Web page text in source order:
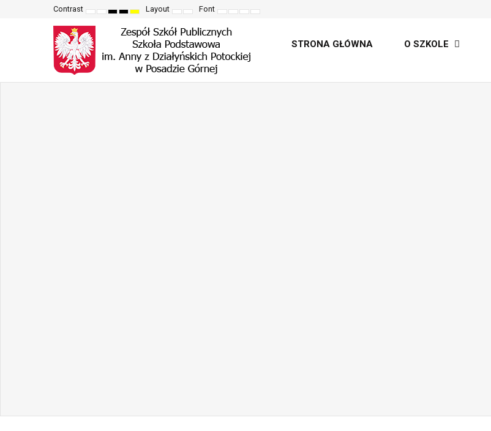
Contrast
Default
NightHigh
black
white
High
black
yellow
mode
High
yellow
black
mode
Layout
FixedWide
Font
Set
font
SetMake
Set
STRONA GŁÓWNA O SZKOLE